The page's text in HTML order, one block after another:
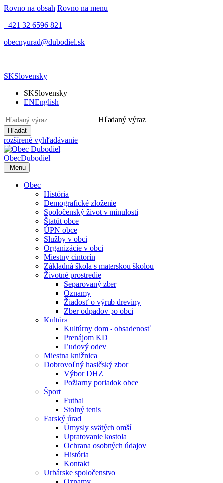
Rovno na obsah Rovno na menu
+421 32 6596 821
obecnyurad@dubodiel.sk
SKSlovensky
SKSlovensky
ENEnglish
Hľadaný výraz
Hľadať
rozšírené vyhľadávanie
ObecDubodiel
Menu
Obec
História
Demografické zloženie
Spoločenský život v minulosti
Štatút obce
ÚPN obce
Služby v obci
Organizácie v obci
Miestny cintorín
Základná škola s materskou školou
Životné prostredie
Separovaný zber
Oznamy
Žiadosť o výrub dreviny
Zber odpadov po obci
Kultúra
Kultúrny dom - obsadenosť
Prenájom KD
Ľudový odev
Miestna knižnica
Dobrovoľný hasičský zbor
Výbor DHZ
Požiarny poriadok obce
Šport
Futbal
Stolný tenis
Farský úrad
Úmysly svätých omší
Upratovanie kostola
Ochrana osobných údajov
História
Kontakt
Urbárske spoločenstvo
Oznamy